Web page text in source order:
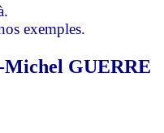
exemples.
Michel GUERRE